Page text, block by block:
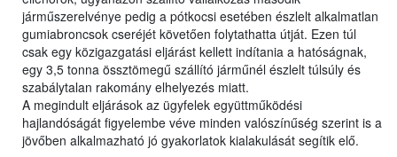
járműszerelvénye pedig a pótkocsi esetében észlelt alkalmatlan
gumiabroncsok cseréjét követően folytathatta útját. Ezen túl
csak egy közigazgatási eljárást kellett indítania a hatóságnak,
egy 3,5 tonna össztömegű szállító járműnél észlelt túlsúly és
szabálytalan rakomány elhelyezés miatt.
A megindult eljárások az ügyfelek együttműködési
hajlandóságát figyelembe véve minden valószínűség szerint is a
jövőben alkalmazható jó gyakorlatok kialakulását segítik elő.